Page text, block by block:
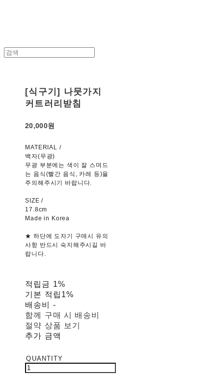
[식구기] 나뭇가지
커트러리받침
20,000원
MATERIAL /
백자(무광)
무광 부분에는 색이 잘 스며드
는 음식(빨간 음식, 카레 등)을
주의해주시기 바랍니다.
SIZE /
17.8cm
Made in Korea
★ 하단에 도자기 구매시 유의
사항 반드시 숙지해주시길 바
랍니다.
적립금 1%
기본 적립 1%
배송비 -
함께 구매 시 배송비
절약 상품 보기
추가 금액